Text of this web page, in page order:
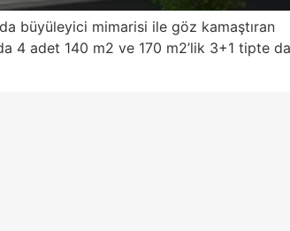
büyüleyici mimarisi ile göz kamaştıran
4 adet 140 m2 ve 170 m2’lik 3+1 tipte